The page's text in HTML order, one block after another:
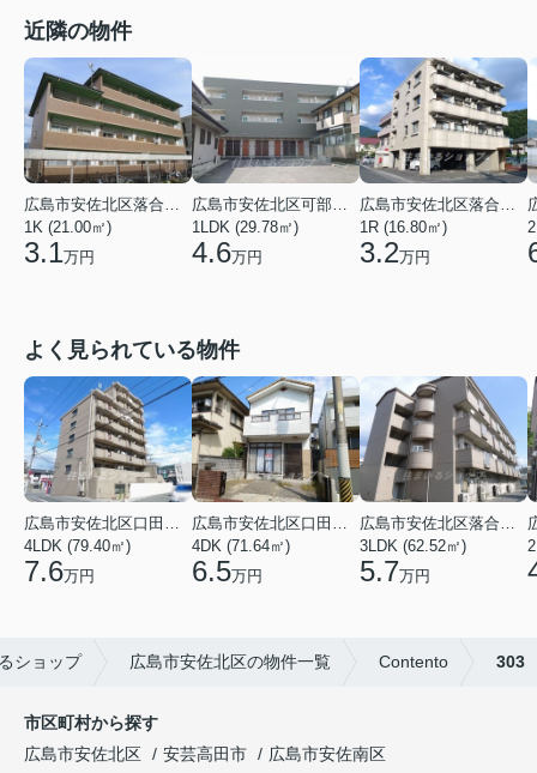
近隣の物件
1K (21.00㎡)
3.1万円
1LDK (29.78㎡)
4.6万円
1R (16.80㎡)
3.2万円
よく見られている物件
4LDK (79.40㎡)
7.6万円
4DK (71.64㎡)
6.5万円
3LDK (62.52㎡)
5.7万円
ショップ 広島市安佐北区の物件一覧 Contento 303
市区町村から探す
広島市安佐北区
安芸高田市
広島市安佐南区